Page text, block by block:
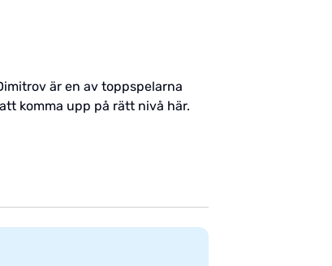
är en av toppspelarna
komma upp på rätt nivå här.